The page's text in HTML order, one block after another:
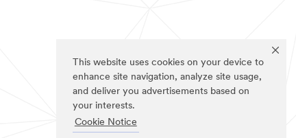
This website uses cookies on your device to
enhance site navigation, analyze site usage,
and deliver you advertisements based on
your interests.
Cookie Notice